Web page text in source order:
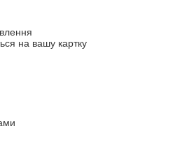
на вашу картку